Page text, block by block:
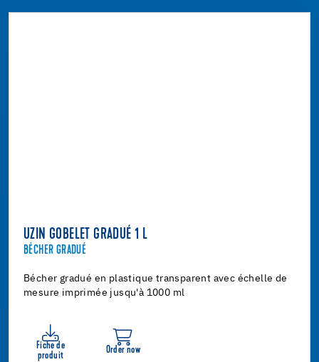
UZIN GOBELET GRADUÉ 1 L
BÉCHER GRADUÉ
Bécher gradué en plastique transparent avec échelle de
mesure imprimée jusqu'à 1000 ml
Fiche de
produit
Order now